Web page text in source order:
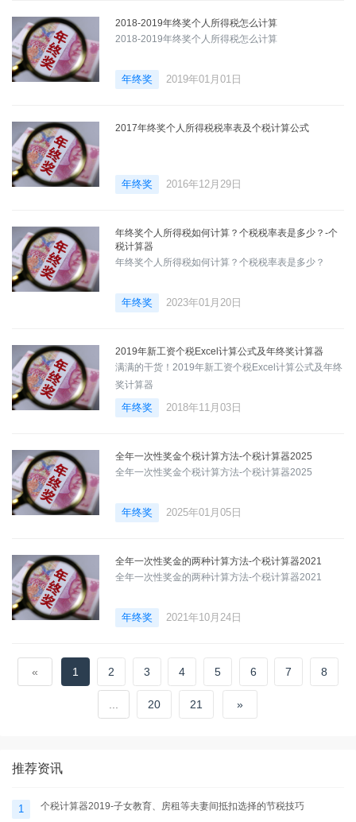
2018-2019年终奖个人所得税怎么计算
2018-2019年终奖个人所得税怎么计算
年终奖 2019年01月01日
2017年终奖个人所得税税率表及个税计算公式
年终奖 2016年12月29日
年终奖个人所得税如何计算？个税税率表是多少？-个
税计算器
年终奖个人所得税如何计算？个税税率表是多少？
年终奖 2023年01月20日
2019年新工资个税Excel计算公式及年终奖计算器
满满的干货！2019年新工资个税Excel计算公式及年终
奖计算器
年终奖 2018年11月03日
全年一次性奖金个税计算方法-个税计算器2025
全年一次性奖金个税计算方法-个税计算器2025
年终奖 2025年01月05日
全年一次性奖金的两种计算方法-个税计算器2021
全年一次性奖金的两种计算方法-个税计算器2021
年终奖 2021年10月24日
« 1 2 3 4 5 6 7 8
20 21 »
推荐资讯
1 个税计算器2019-子女教育、房租等夫妻间抵扣选择的节税技巧